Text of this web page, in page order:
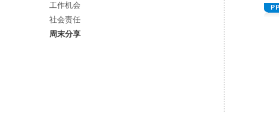
工作机会
社会责任
周末分享